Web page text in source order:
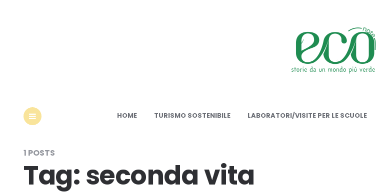
HOME TURISMO SOSTENIBILE LABORATORI/VISITE PER LE SCUOLE
1 POSTS
Tag:seconda vita